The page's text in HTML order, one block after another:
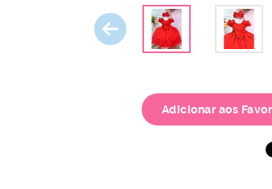
Adicionar aos